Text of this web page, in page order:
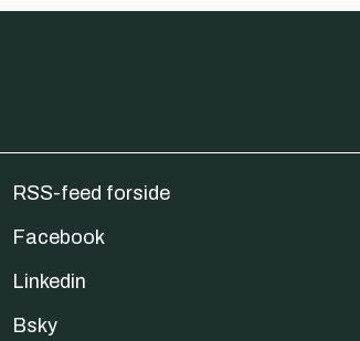
RSS-feed forside
Facebook
Linkedin
Bsky